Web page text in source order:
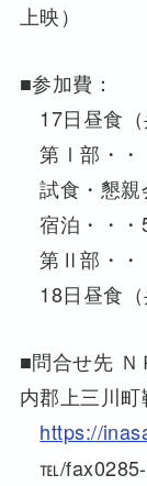
上映）
■参加費：
17日昼食（
第Ⅰ部・・
試食・懇親
宿泊・・・
第Ⅱ部・・
18日昼食（
■問合せ先 Ｎ
内郡上三川
https://
℡/fax0285-